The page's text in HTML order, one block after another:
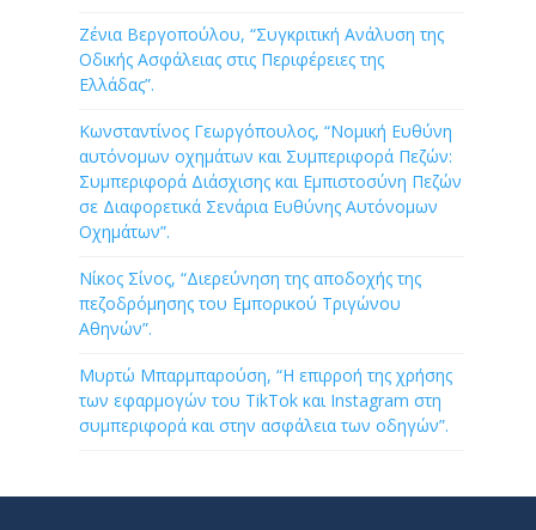
Ζένια Βεργοπούλου, “Συγκριτική Ανάλυση της
Οδικής Ασφάλειας στις Περιφέρειες της
Ελλάδας”.
Κωνσταντίνος Γεωργόπουλος, “Νομική Ευθύνη
αυτόνομων οχημάτων και Συμπεριφορά Πεζών:
Συμπεριφορά Διάσχισης και Εμπιστοσύνη Πεζών
σε Διαφορετικά Σενάρια Ευθύνης Αυτόνομων
Οχημάτων”.
Νίκος Σίνος, “Διερεύνηση της αποδοχής της
πεζοδρόμησης του Εμπορικού Τριγώνου
Αθηνών”.
Μυρτώ Μπαρμπαρούση, “Η επιρροή της χρήσης
των εφαρμογών του TikTok και Instagram στη
συμπεριφορά και στην ασφάλεια των οδηγών”.